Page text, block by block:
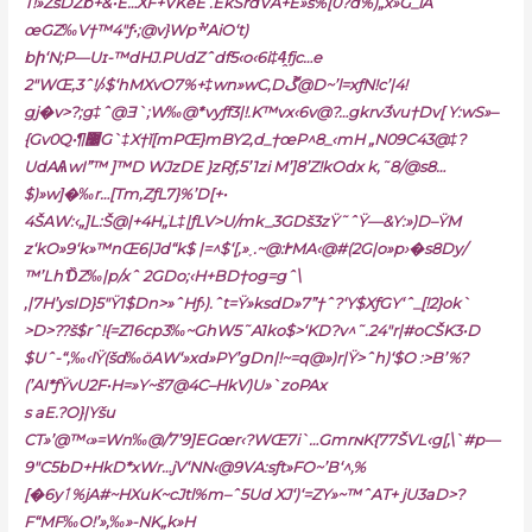
œGZ‰V†™4″ƒ•;@v}Wpׯ’AiO‘t)
bի‘N;P—Uɪ-™dHJ.PUdZˆdf5‹o‹6i‡4̭fjc…e
2″WŒ,3ˆ!/›$‘hMXvO7%+‡wn»wC‚Dڱ@D~’l=xƒN!c’|4!
gj�v>?;g‡ˆ@Ǝ`;W‰@*vyƒf3|!.K™vx‹6v@?…gkrv3֡vu†Dv[ Y:wS»–
{Gv0Q•¶޼G`‡X†ĭ[mPŒ}mBY2,d_†œP^8_‹mH „N09C43@‡?
UdAѦwI”™ ]™D WJzDE }zRƒ,5’1zi M’]8’Z!kOdx k,˜8/@s8…
$)»w]�‰r…[Tm,ZƒL7}%’D[+•
4ŠAW:‹„]L:Š@|+4H„ֺL‡|ƒLV>U/mk_3GDš3zŸ˜ˆŸ—&Y:»)D–ŸM
z‘kO»9‘k»™nŒ6|Jd“k$ |=^$‘[,»˯.~@:ᎨMA‹@#(2G|o»p›�s8Dy/
™’Lh‘D̏Z‰|p/xˆ 2GDo;‹H+BD†og=gˆ\
‚|7H’ysID}5″Ÿ1$Dn>»ˆHƒ›).ˆt=Ÿ»ksdD»7”†ˆ?‘Y$XƒGY‘ˆ_[!2}ok`
>D>??š$rˆ!{=Z16cp3‰~GhW5˜A1ko$>‘KD?v^˜.24″r|#oCŠK3•D
$Uˆ-“‚‰‹lŸ(šd‰ӧAW‘»xd»PY’gDn|!~=q@»)r|Ÿ>ˆh)‘$O :>B’%?
(’AI*ƒŸvU2F•H=»Y~š7@4C–HkV)U»`zoPAx
s aE.?O}|Yšu
CT»’@™‹»=Wn‰@/7’9]EGœr‹?WŒ7i`…GmrɴK{77ŠVL‹g[‚\`#p—
9″C5bD+HkD*xWr…jV‘NN‹@9VA:sƒt»FO~’B‘^‚%
[�6yٲ%jA#~HXuK~cJtl%m–ˆ5Ud XJ‘)‘=ZY»~™ˆAT+ jU3aD>?
F“MF‰O!’»,‰»-NK„k»H